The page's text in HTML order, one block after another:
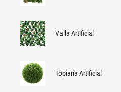
Valla Artificial
Topiaria Artificial